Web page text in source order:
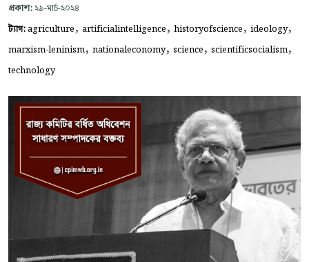
প্রকাশ: ২৯-মার্চ-২০২৪
ট্যাগ:agriculture, artificialintelligence, historyofscience, ideology,
marxism-leninism, nationaleconomy, science, scientificsocialism,
technology